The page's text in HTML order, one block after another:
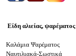
Είδη αλιείας, ψαρέματος
Καλάμια Ψαρέματος
Ναυτιλιακά-Σωστικά